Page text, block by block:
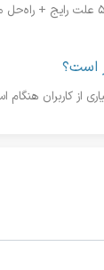
است؟
کاربران هنگام